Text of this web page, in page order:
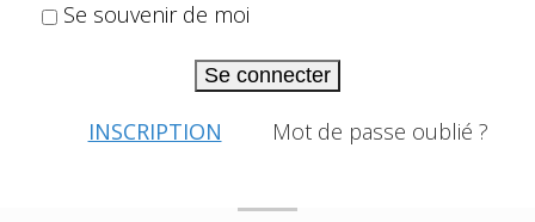
Se souvenir de moi
Se connecter
INSCRIPTION Mot de passe oublié ?